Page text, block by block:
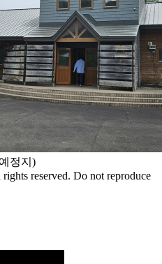
정지)
reserved. Do not reproduce